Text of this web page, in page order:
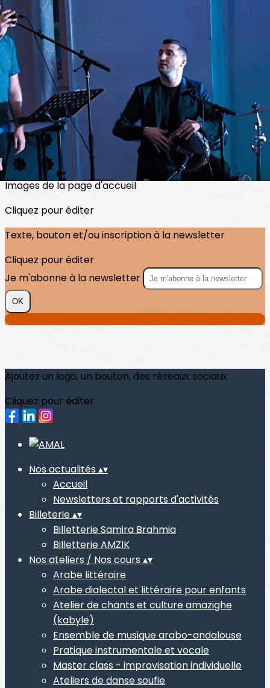
Exporter les lignes sélectionnées
Exporter toutes les colonnes
Exporter uniquement les colonnes affichées
Menu
<
>
Billetterie Samira Brahmia
Billetterie AMZIK
?>
Images de la page d'accueil
Cliquez pour éditer
Texte, bouton et/ou inscription à la newsletter
Cliquez pour éditer
Je m'abonne à la newsletter
OK
Ajoutez un logo, un bouton, des réseaux sociaux
Cliquez pour éditer
Nos actualités ▴▾
Accueil
Newsletters et rapports d'activités
Billeterie▴▾
Billetterie Samira Brahmia
Billetterie AMZIK
Nos ateliers / Nos cours ▴▾
Arabe littéraire
Arabe dialectal et littéraire pour enfants
Atelier de chants et culture amazighe
(kabyle)
Ensemble de musique arabo-andalouse
Pratique instrumentale et vocale
Master class - improvisation individuelle
Ateliers de danse soufie